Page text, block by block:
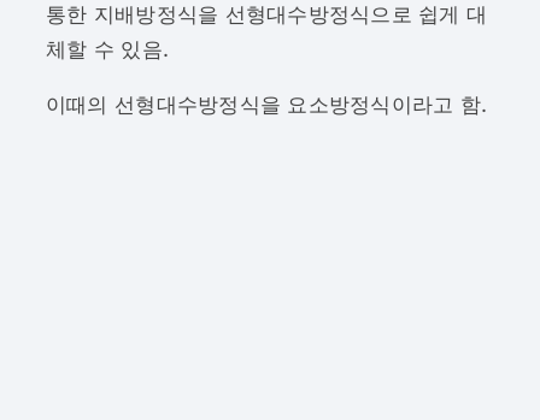
통한 지배방정식을 선형대수방정식으로 쉽게 대
체할 수 있음.
이때의 선형대수방정식을 요소방정식이라고 함.